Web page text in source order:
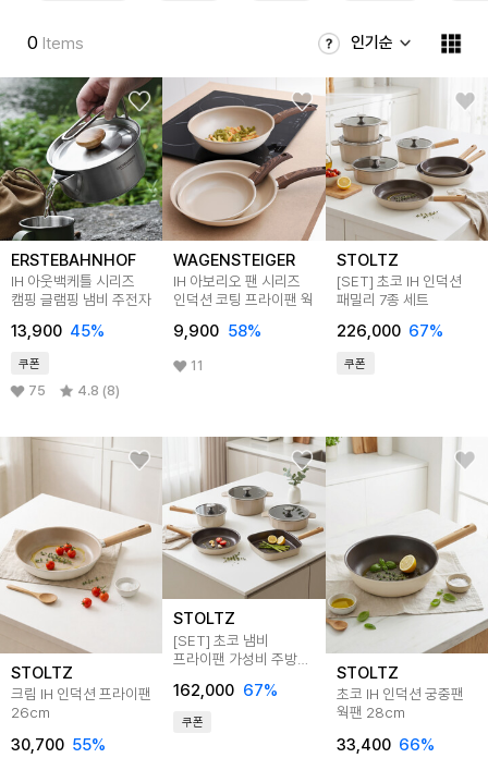
0 Items 인기순
ERSTEBAHNHOF
IH 아웃백케틀 시리즈
캠핑 글램핑 냄비 주전자
13,900 45%
쿠폰
75 4.8 (8)
WAGENSTEIGER
IH 아보리오 팬 시리즈
인덕션 코팅 프라이팬 웍
9,900 58%
11
STOLTZ
[SET] 초코 IH 인덕션
패밀리 7종 세트
226,000 67%
쿠폰
STOLTZ
크림 IH 인덕션 프라이팬
26cm
30,700 55%
STOLTZ
[SET] 초코 냄비
프라이팬 가성비 주방
162,000 67%
쿠폰
STOLTZ
초코 IH 인덕션 궁중팬
웍팬 28cm
33,400 66%